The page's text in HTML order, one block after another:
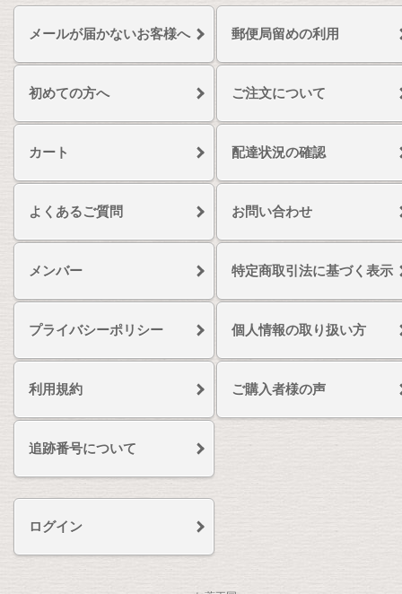
メールが届かないお客様へ 郵便局留めの利用
初めての方へ ご注文について
カート 配達状況の確認
よくあるご質問 お問い合わせ
メンバー 特定商取引法に基づく表示
プライバシーポリシー 個人情報の取り扱い方
利用規約 ご購入者様の声
追跡番号について
ログイン